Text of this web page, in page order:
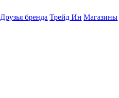
Друзья бренда Трейд Ин Магазины